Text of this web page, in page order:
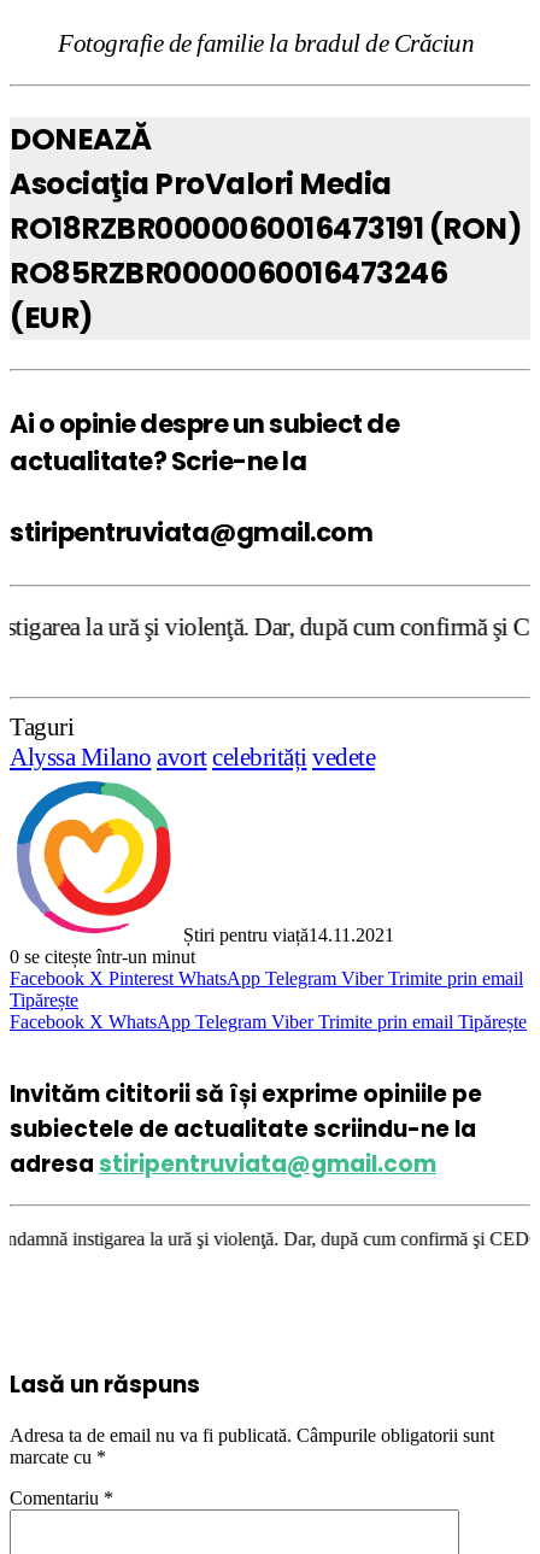
Fotografie de familie la bradul de Crăciun
DONEAZĂ
Asociaţia ProValori Media
RO18RZBR0000060016473191 (RON)
RO85RZBR0000060016473246
(EUR)
Ai o opinie despre un subiect de
actualitate? Scrie-ne la
stiripentruviata@gmail.com
şi violenţă. Dar, după cum confirmă şi CEDO în
Taguri
Alyssa Milano avortcelebrități vedete
Știri pentru viață14.11.2021
0 se citește într-un minut
Facebook X Pinterest WhatsApp Telegram Viber Trimite prin email
Tipărește
Facebook X WhatsApp Telegram Viber Trimite prin email Tipărește
Invităm cititorii să își exprime opiniile pe
subiectele de actualitate scriindu-ne la
adresastiripentruviata@gmail.com
la ură şi violenţă. Dar, după cum confirmă şi CEDO în cazul
Lasă un răspuns
Adresa ta de email nu va fi publicată. Câmpurile obligatorii sunt
marcate cu *
Comentariu *